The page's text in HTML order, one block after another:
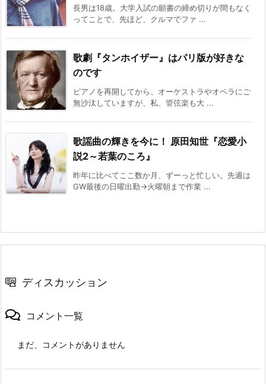
長男は18歳。大学入試の願書の締め切りが間もなく
ってことで、先ほど、クルマでファ ...
歌劇『タンホイザー』はパリ版が好きな
のです
ピアノを再開してから、オーケストラやオペラにご
無沙汰していますが、私、管弦楽も大 ...
歌謡曲の輝きを今に！ 原田知世『恋愛小
説2～若葉のころ』
昨年に比べてここ数か月、ずーっと忙しい。先週は
GW最後の日曜出勤→火曜朝まで作業 ...
ディスカッション
コメント一覧
まだ、コメントがありません